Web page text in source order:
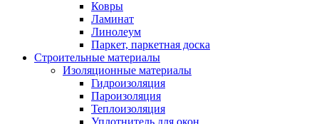
Ковры
Ламинат
Линолеум
Паркет, паркетная доска
Строительные материалы
Изоляционные материалы
Гидроизоляция
Пароизоляция
Теплоизоляция
Уплотнитель для окон